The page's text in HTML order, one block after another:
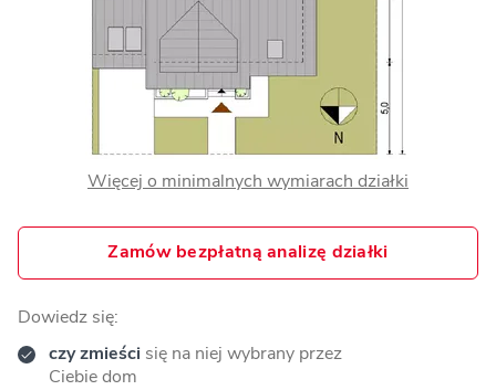
Więcej o minimalnych wymiarach działki
Zamów bezpłatną analizę działki
Dowiedz się:
czy zmieści się na niej wybrany przez
Ciebie dom